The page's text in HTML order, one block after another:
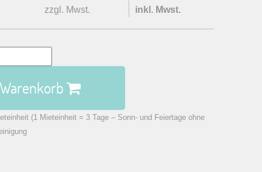
zzgl. Mwst. inkl. Mwst.
(1 Mieteinheit = 3 Tage – Sonn- und Feiertage ohne